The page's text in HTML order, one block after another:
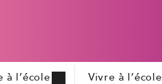
à l’école Vivre à l’école